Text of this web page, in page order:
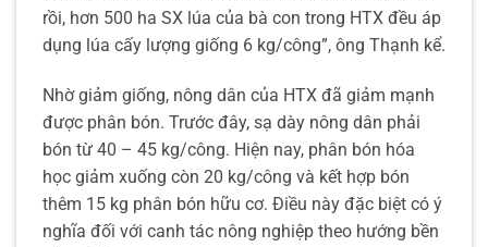
rồi, hơn 500 ha SX lúa của bà con trong HTX đều áp
dụng lúa cấy lượng giống 6 kg/công”, ông Thạnh kể.
Nhờ giảm giống, nông dân của HTX đã giảm mạnh
được phân bón. Trước đây, sạ dày nông dân phải
bón từ 40 – 45 kg/công. Hiện nay, phân bón hóa
học giảm xuống còn 20 kg/công và kết hợp bón
thêm 15 kg phân bón hữu cơ. Điều này đặc biệt có ý
nghĩa đối với canh tác nông nghiệp theo hướng bền